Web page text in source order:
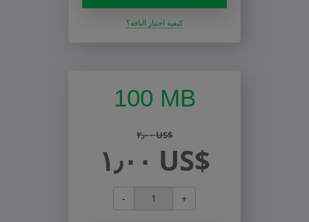
كيفية اختيار الباقة؟
100 MB
٢٫٠٠ US$
١٫٠٠ US$
- +